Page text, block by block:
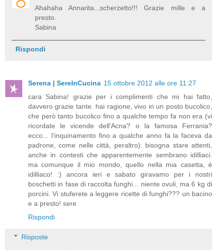
Ahahaha Annarita...scherzetto!!! Grazie mille e a
presto.
Sabina
Rispondi
Serena | SereInCucina 15 ottobre 2012 alle ore 11:27
cara Sabina! grazie per i complimenti che mi hai fatto,
davvero grazie tante. hai ragione, vivo in un posto bucolico,
che però tanto bucolico fino a qualche tempo fa non era (vi
ricordate le vicende dell'Acna? o la famosa Ferrania?
ecco... l'inquinamento fino a qualche anno fa la faceva da
padrone, come nelle città, peraltro). bisogna stare attenti,
anche in contesti che apparentemente sembrano idilliaci.
ma comunque il mio mondo, quello nella mia casetta, è
idilliaco! :) ancora ieri e sabato giravamo per i nostri
boschetti in fase di raccolta funghi... niente ovuli, ma 6 kg di
porcini. Vi stuferete a leggere ricette di funghi??? un bacino
e a presto! sere
Rispondi
Risposte